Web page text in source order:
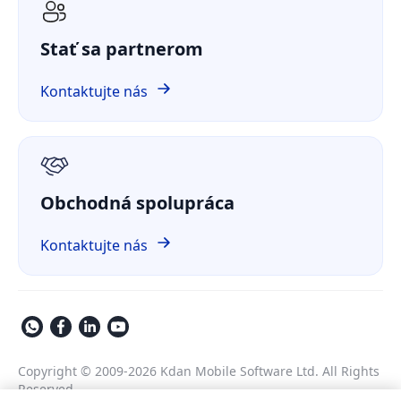
Zdravotníctvo
Financie
Prípadová štúdia
ComPDF AI
ComPDF Cloud
ComPDF na GitHube
Stať sa partnerom
Kontaktujte nás
Obchodná spolupráca
Kontaktujte nás
Copyright © 2009-2026 Kdan Mobile Software Ltd. All Rights
Reserved.